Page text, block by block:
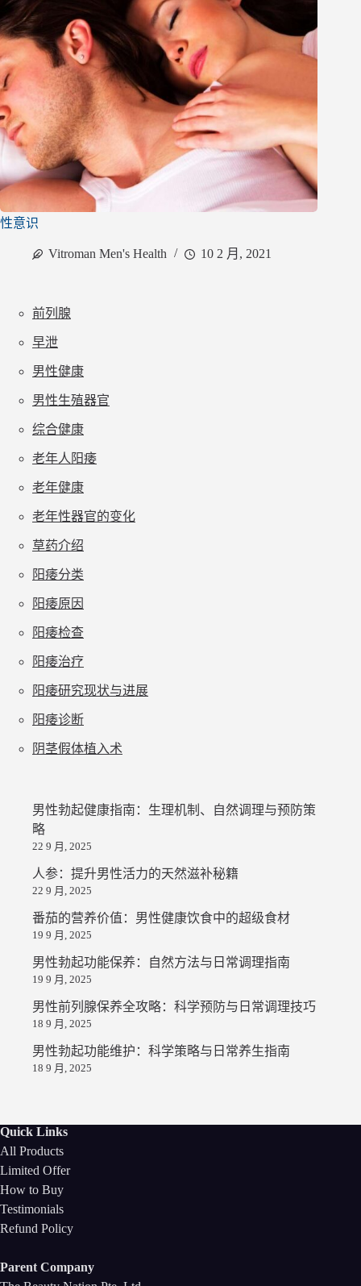
性意识
Vitroman Men's Health 10 2 月, 2021
前列腺
早泄
男性健康
男性生殖器官
综合健康
老年人阳痿
老年健康
老年性器官的变化
草药介绍
阳痿分类
阳痿原因
阳痿检查
阳痿治疗
阳痿研究现状与进展
阳痿诊断
阴茎假体植入术
男性勃起健康指南：生理机制、自然调理与预防策
略
22 9 月, 2025
人参：提升男性活力的天然滋补秘籍
22 9 月, 2025
番茄的营养价值：男性健康饮食中的超级食材
19 9 月, 2025
男性勃起功能保养：自然方法与日常调理指南
19 9 月, 2025
男性前列腺保养全攻略：科学预防与日常调理技巧
18 9 月, 2025
男性勃起功能维护：科学策略与日常养生指南
18 9 月, 2025
Quick Links
All Products
Limited Offer
How to Buy
Testimonials
Refund Policy
Parent Company